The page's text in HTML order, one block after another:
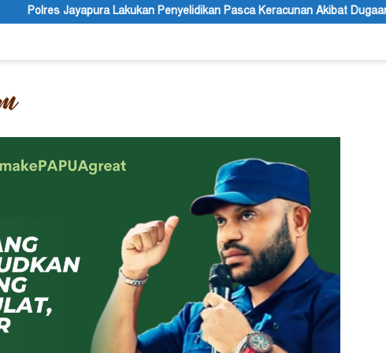
Penyelidikan Pasca Keracunan Akibat Dugaan Menu MBG di Depapre